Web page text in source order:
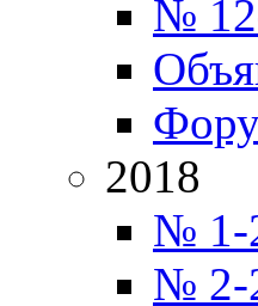
№
2018
№ 1-
№ 2-